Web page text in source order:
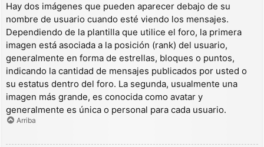
Hay dos imágenes que pueden aparecer debajo de su
nombre de usuario cuando esté viendo los mensajes.
Dependiendo de la plantilla que utilice el foro, la primera
imagen está asociada a la posición (rank) del usuario,
generalmente en forma de estrellas, bloques o puntos,
indicando la cantidad de mensajes publicados por usted o
su estatus dentro del foro. La segunda, usualmente una
imagen más grande, es conocida como avatar y
generalmente es única o personal para cada usuario.
Arriba